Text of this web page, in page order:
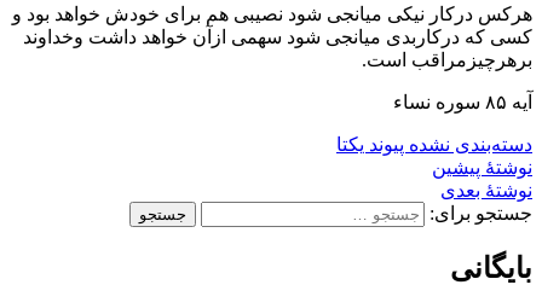
هرکس درکار نیکی میانجی شود نصیبی هم برای خودش خواهد بود و
کسی که درکاربدی میانجی شود سهمی ازآن خواهد داشت وخداوند
برهرچیزمراقب است.
آیه ۸۵ سوره نساء
دسته‌بندی نشده پیوند یکتا
نوشتهٔ پیشین
نوشتهٔ بعدی
جستجو برای:
بایگانی